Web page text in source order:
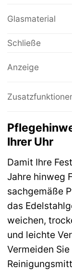
Glasmaterial
Schließe
Anzeige
Ihrer Uhr
Damit Ihre
Jahre hinweg
sachgemäße
das
weichen,
und leichte
Vermeiden